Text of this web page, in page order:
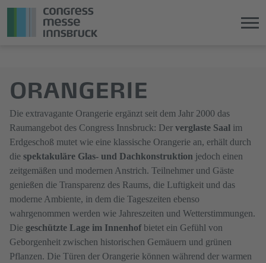
Hauptinhalt
springen
Hauptmenü
springen
ORANGERIE
Die extravagante Orangerie ergänzt seit dem Jahr 2000 das
Raumangebot des Congress Innsbruck: Der verglaste Saal im
Erdgeschoß mutet wie eine klassische Orangerie an, erhält durch
die spektakuläre Glas- und Dachkonstruktion jedoch einen
zeitgemäßen und modernen Anstrich. Teilnehmer und Gäste
genießen die Transparenz des Raums, die Luftigkeit und das
moderne Ambiente, in dem die Tageszeiten ebenso
wahrgenommen werden wie Jahreszeiten und Wetterstimmungen.
Die geschützte Lage im Innenhofbietet ein Gefühl von
Geborgenheit zwischen historischen Gemäuern und grünen
Pflanzen. Die Türen der Orangerie können während der warmen